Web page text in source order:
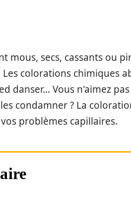
mous, secs, cassants ou
colorations chimiques
danser… Vous n'aimez
condamner ? La
problèmes capillaires.